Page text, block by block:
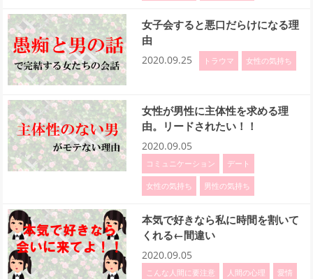
女子会すると悪口だらけになる理
由
2020.09.25 トラウマ 女性の気持ち
女性が男性に主体性を求める理
由。リードされたい！！
2020.09.05
コミュニケーション デート
女性の気持ち 男性の気持ち
本気で好きなら私に時間を割いて
くれる←間違い
2020.09.05
こんな人間に要注意 人間の心理 愛情